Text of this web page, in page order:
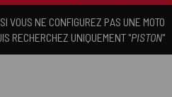
VOUS NE CONFIGUREZ PAS UNE MOTO
RECHERCHEZ UNIQUEMENT "PISTON"